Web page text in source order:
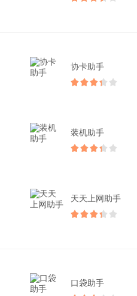
协卡助手
装机助手
天天上网助手
口袋助手